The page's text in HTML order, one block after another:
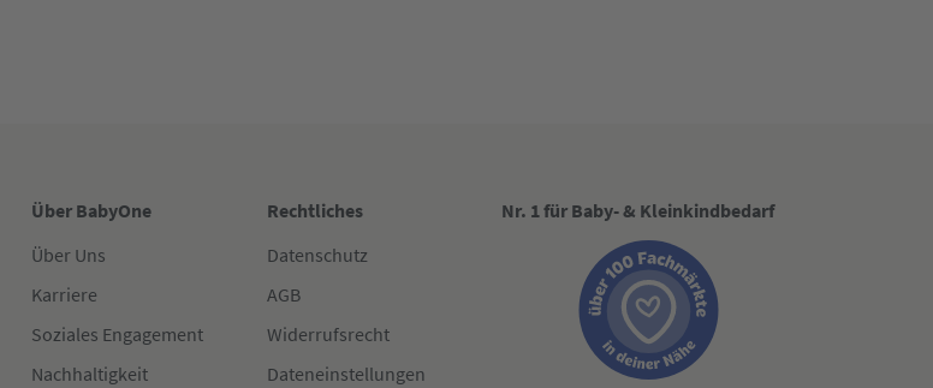
Über BabyOne
Über Uns
Karriere
Soziales Engagement
Nachhaltigkeit
Rechtliches
Datenschutz
AGB
Widerrufsrecht
Dateneinstellungen
Nr. 1 für Baby- & Kleinkindbedarf